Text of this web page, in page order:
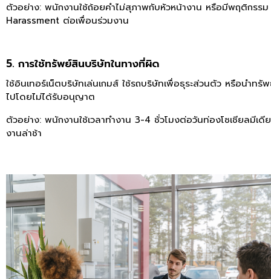
ตัวอย่าง: พนักงานใช้ถ้อยคำไม่สุภาพกับหัวหน้างาน หรือมีพฤติกรรม
Harassment ต่อเพื่อนร่วมงาน
5. การใช้ทรัพย์สินบริษัทในทางที่ผิด
ใช้อินเทอร์เน็ตบริษัทเล่นเกมส์ ใช้รถบริษัทเพื่อธุระส่วนตัว หรือนำท
ไปโดยไม่ได้รับอนุญาต
ตัวอย่าง: พนักงานใช้เวลาทำงาน 3-4 ชั่วโมงต่อวันท่องโซเชียลมีเดี
งานล่าช้า